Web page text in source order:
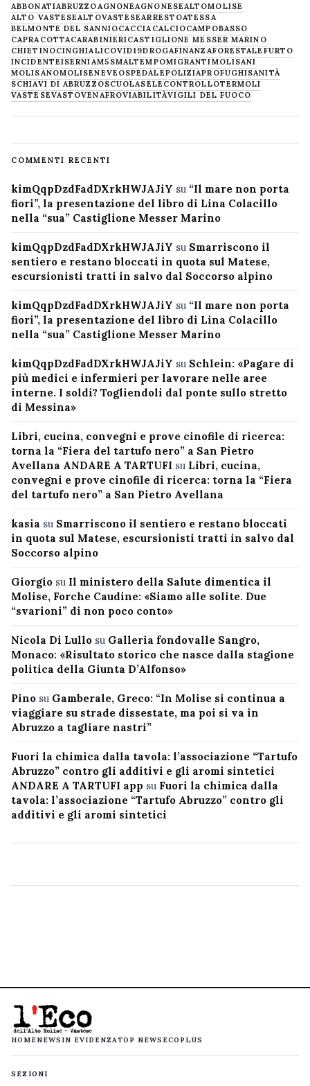
ABBONATIABRUZZOAGNONEAGNONESEALTOMOLISE
ALTO VASTESEALTOVASTESEARRESTOATESSA
BELMONTE DEL SANNIOCACCIA CALCIOCAMPOBASSO
CAPRACOTTACARABINIERICASTIGLIONE MESSER MARINO
CHIETINOCINGHIALICOVID19DROGAFINANZAFORESTALE FURTO
INCIDENTEISERNIAM5SMALTEMPOMIGRANTIMOLISANI
MOLISANOMOLISENEVE OSPEDALEPOLIZIAPROFUGHISANITÀ
SCHIAVI DI ABRUZZOSCUOLASELECONTROLLOTERMOLI
VASTESEVASTOVENAFROVIABILITÀVIGILI DEL FUOCO
COMMENTI RECENTI
kimQqpDzdFadDXrkHWJAJiY su “Il mare non porta
fiori”, la presentazione del libro di Lina Colacillo
nella “sua” Castiglione Messer Marino
kimQqpDzdFadDXrkHWJAJiY su Smarriscono il
sentiero e restano bloccati in quota sul Matese,
escursionisti tratti in salvo dal Soccorso alpino
kimQqpDzdFadDXrkHWJAJiY su “Il mare non porta
fiori”, la presentazione del libro di Lina Colacillo
nella “sua” Castiglione Messer Marino
kimQqpDzdFadDXrkHWJAJiY su Schlein: «Pagare di
più medici e infermieri per lavorare nelle aree
interne. I soldi? Togliendoli dal ponte sullo stretto
di Messina»
Libri, cucina, convegni e prove cinofile di ricerca:
torna la “Fiera del tartufo nero” a San Pietro
Avellana ANDARE A TARTUFI su Libri, cucina,
convegni e prove cinofile di ricerca: torna la “Fiera
del tartufo nero” a San Pietro Avellana
kasia su Smarriscono il sentiero e restano bloccati
in quota sul Matese, escursionisti tratti in salvo dal
Soccorso alpino
Giorgio su Il ministero della Salute dimentica il
Molise, Forche Caudine: «Siamo alle solite. Due
“svarioni” di non poco conto»
Nicola Di Lullo su Galleria fondovalle Sangro,
Monaco: «Risultato storico che nasce dalla stagione
politica della Giunta D’Alfonso»
Pino su Gamberale, Greco: “In Molise si continua a
viaggiare su strade dissestate, ma poi si va in
Abruzzo a tagliare nastri”
Fuori la chimica dalla tavola: l’associazione “Tartufo
Abruzzo” contro gli additivi e gli aromi sintetici
ANDARE A TARTUFI app su Fuori la chimica dalla
tavola: l’associazione “Tartufo Abruzzo” contro gli
additivi e gli aromi sintetici
HOMENEWS IN EVIDENZATOP NEWS ECOPLUS
SEZIONI